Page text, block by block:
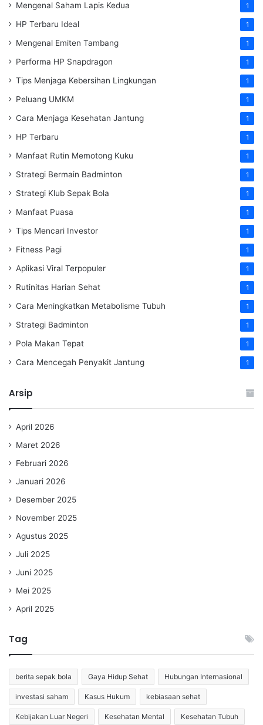
Mengenal Saham Lapis Kedua 1
HP Terbaru Ideal 1
Mengenal Emiten Tambang 1
Performa HP Snapdragon 1
Tips Menjaga Kebersihan Lingkungan 1
Peluang UMKM 1
Cara Menjaga Kesehatan Jantung 1
HP Terbaru 1
Manfaat Rutin Memotong Kuku 1
Strategi Bermain Badminton 1
Strategi Klub Sepak Bola 1
Manfaat Puasa 1
Tips Mencari Investor 1
Fitness Pagi 1
Aplikasi Viral Terpopuler 1
Rutinitas Harian Sehat 1
Cara Meningkatkan Metabolisme Tubuh 1
Strategi Badminton 1
Pola Makan Tepat 1
Cara Mencegah Penyakit Jantung 1
Arsip
April 2026
Maret 2026
Februari 2026
Januari 2026
Desember 2025
November 2025
Agustus 2025
Juli 2025
Juni 2025
Mei 2025
April 2025
Tag
berita sepak bola Gaya Hidup Sehat Hubungan Internasional
investasi saham Kasus Hukum kebiasaan sehat
Kebijakan Luar Negeri Kesehatan Mental Kesehatan Tubuh